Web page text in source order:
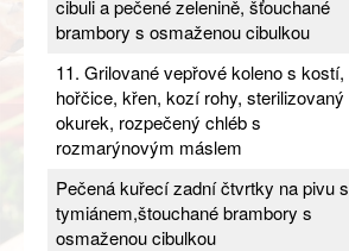
cibuli a pečené zelenině, šťouchané
brambory s osmaženou cibulkou
11. Grilované vepřové koleno s kostí,
hořčice, křen, kozí rohy, sterilizovaný
okurek, rozpečený chléb s
rozmarýnovým máslem
Pečená kuřecí zadní čtvrtky na pivu s
tymiánem,štouchané brambory s
osmaženou cibulkou